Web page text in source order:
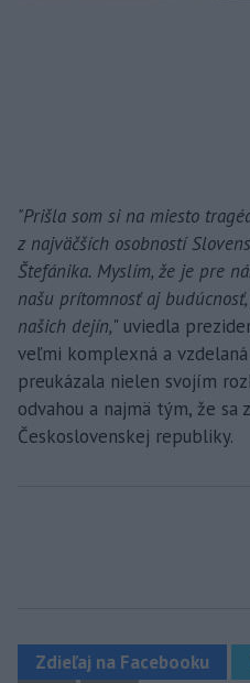
"Prišla som si na miesto
z najväčších osobností
Štefánika. Myslím, že je pre
našu prítomnosť aj
našich dejín," uviedla
veľmi komplexná a
preukázala nielen svojím
odvahou a najmä tým, že sa
Československej republiky.
Zdieľaj na Facebooku